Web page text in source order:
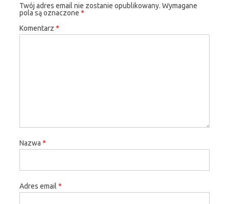
Twój adres email nie zostanie opublikowany. Wymagane
pola są oznaczone *
Komentarz *
Nazwa *
Adres email *